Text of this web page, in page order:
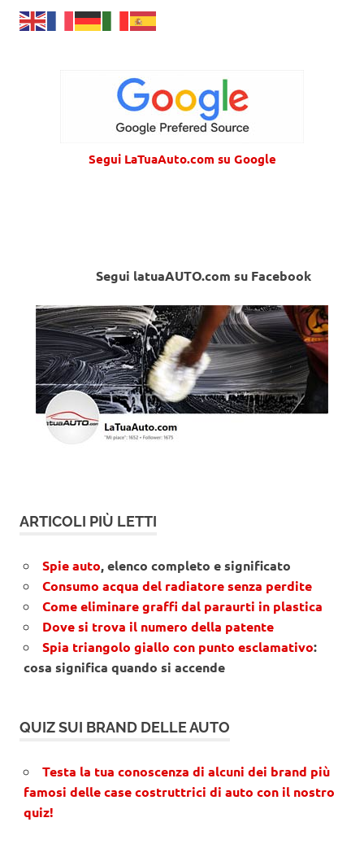
Segui LaTuaAuto.com su Google
Segui latuaAUTO.com su Facebook
ARTICOLI PIÙ LETTI
Spie auto, elenco completo e significato
Consumo acqua del radiatore senza perdite
Come eliminare graffi dal paraurti in plastica
Dove si trova il numero della patente
Spia triangolo giallo con punto esclamativo:
cosa significa quando si accende
QUIZ SUI BRAND DELLE AUTO
Testa la tua conoscenza di alcuni dei brand più
famosi delle case costruttrici di auto con il nostro
quiz!